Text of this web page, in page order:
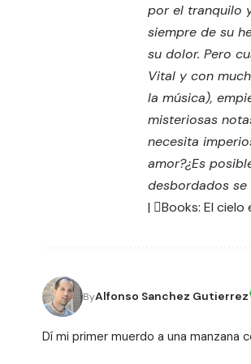
por el tranquilo
siempre de su
su dolor. Pero
Vital y con
la música),
misteriosas
necesita
amor?¿Es
desbordados
| Books: El cielo
ByAlfonso Sanchez Gutierrez
Dí mi primer muerdo a una manzana